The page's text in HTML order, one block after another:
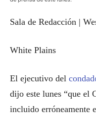
Sala de Redacción |
White Plains
El ejecutivo del
dijo este lunes “que el
incluido erróneamente